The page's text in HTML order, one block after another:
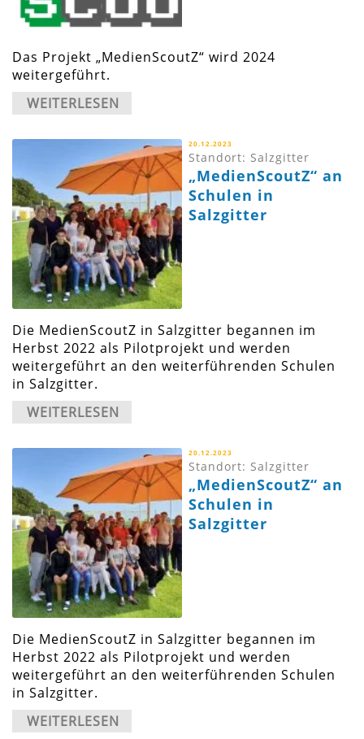
Das Projekt „MedienScoutZ“ wird 2024
weitergeführt.
WEITERLESEN
20.12.2023
Standort: Salzgitter
„MedienScoutZ“ an
Schulen in
Salzgitter
Die MedienScoutZ in Salzgitter begannen im
Herbst 2022 als Pilotprojekt und werden
weitergeführt an den weiterführenden Schulen
in Salzgitter.
WEITERLESEN
20.12.2023
Standort: Salzgitter
„MedienScoutZ“ an
Schulen in
Salzgitter
Die MedienScoutZ in Salzgitter begannen im
Herbst 2022 als Pilotprojekt und werden
weitergeführt an den weiterführenden Schulen
in Salzgitter.
WEITERLESEN